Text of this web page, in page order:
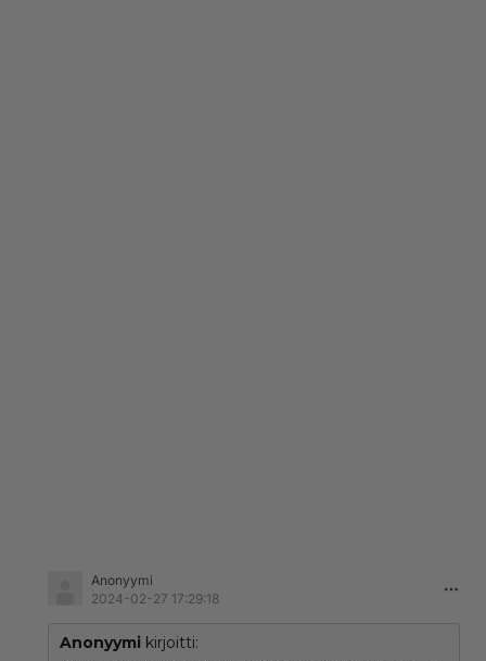
Anonyymi
2024-02-27 17:29:18
Anonyymi kirjoitti: